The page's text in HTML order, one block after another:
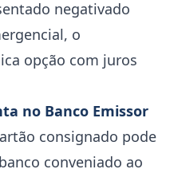
negativado
o
opção com juros
no Banco Emissor
consignado pode
conveniado ao